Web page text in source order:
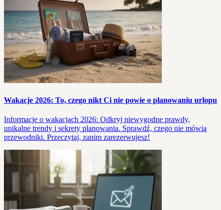
Wakacje 2026: To, czego nikt Ci nie powie o planowaniu urlopu
Informacje o wakacjach 2026: Odkryj niewygodne prawdy,
unikalne trendy i sekrety planowania. Sprawdź, czego nie mówią
przewodniki. Przeczytaj, zanim zarezerwujesz!